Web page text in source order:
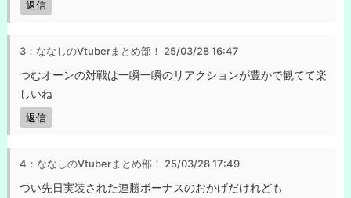
返信
3：ななしのVtuberまとめ部！ 25/03/28 16:47
つむオーンの対戦は一瞬一瞬のリアクションが豊かで観てて楽
しいね
返信
4：ななしのVtuberまとめ部！ 25/03/28 17:49
つい先日実装された連勝ボーナスのおかげだけれども